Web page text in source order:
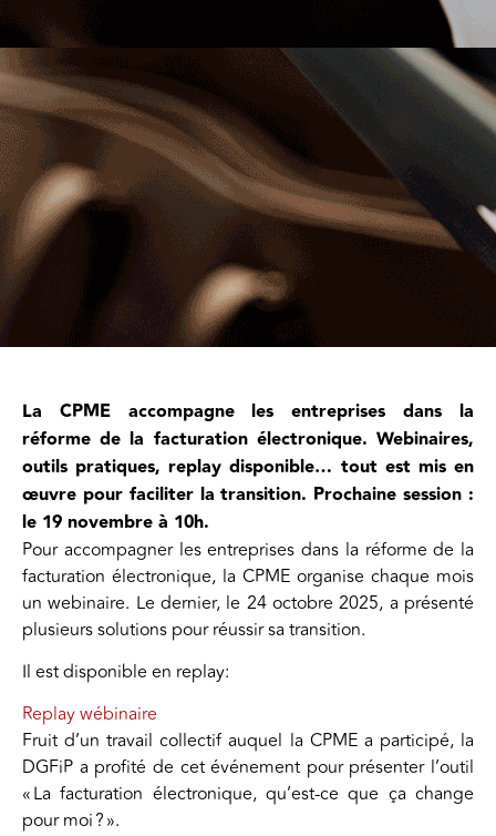
La CPME accompagne les entreprises dans la
réforme de la facturation électronique. Webinaires,
outils pratiques, replay disponible… tout est mis en
œuvre pour faciliter la transition. Prochaine session :
le 19 novembre à 10h.
Pour accompagner les entreprises dans la réforme de la
facturation électronique, la CPME organise chaque mois
un webinaire. Le dernier, le 24 octobre 2025, a présenté
plusieurs solutions pour réussir sa transition.
Il est disponible en replay:
Replay wébinaire
Fruit d’un travail collectif auquel la CPME a participé, la
DGFiP a profité de cet événement pour présenter l’outil
« La facturation électronique, qu’est-ce que ça change
pour moi ? ».